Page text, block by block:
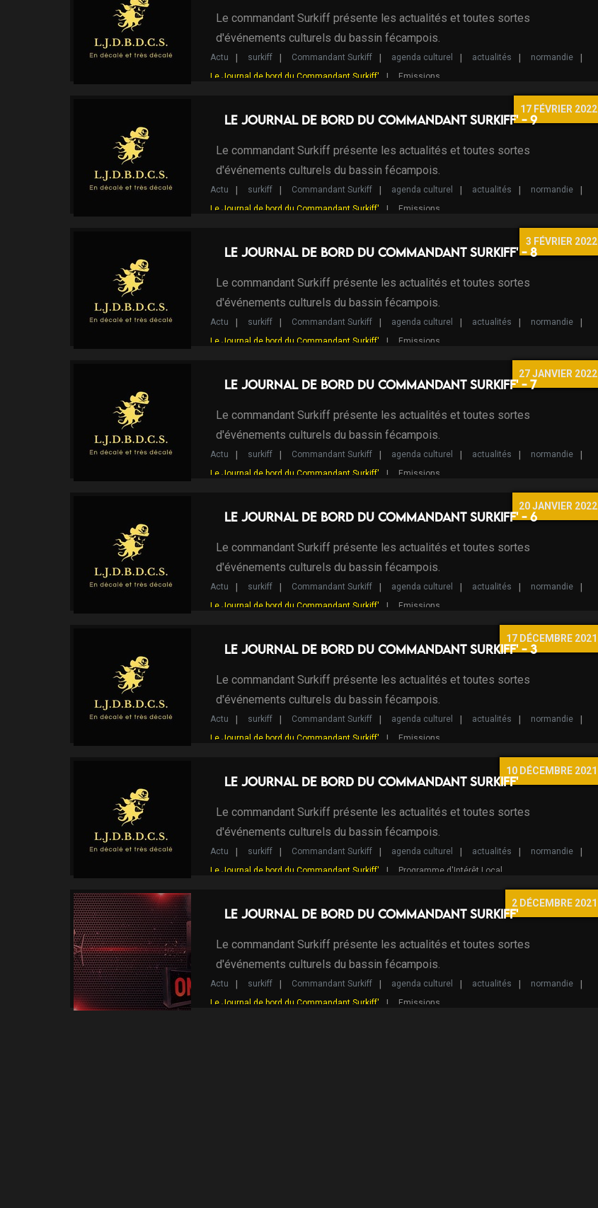
Le commandant Surkiff présente les actualités et toutes sortes
d'événements culturels du bassin fécampois.
Actu surkiff Commandant Surkiff agenda culturel actualités
normandie
Le Journal de bord du Commandant Surkiff'
Emissions
17 FÉVRIER 2022
Le Journal de bord du Commandant Surkiff' - 9
Le commandant Surkiff présente les actualités et toutes sortes
d'événements culturels du bassin fécampois.
Actu surkiff Commandant Surkiff agenda culturel actualités
normandie
Le Journal de bord du Commandant Surkiff'
Emissions
3 FÉVRIER 2022
Le Journal de bord du Commandant Surkiff' - 8
Le commandant Surkiff présente les actualités et toutes sortes
d'événements culturels du bassin fécampois.
Actu surkiff Commandant Surkiff agenda culturel actualités
normandie
Le Journal de bord du Commandant Surkiff'
Emissions
27 JANVIER 2022
Le Journal de bord du Commandant Surkiff' - 7
Le commandant Surkiff présente les actualités et toutes sortes
d'événements culturels du bassin fécampois.
Actu surkiff Commandant Surkiff agenda culturel actualités
normandie
Le Journal de bord du Commandant Surkiff'
Emissions
20 JANVIER 2022
Le Journal de bord du Commandant Surkiff' - 6
Le commandant Surkiff présente les actualités et toutes sortes
d'événements culturels du bassin fécampois.
Actu surkiff Commandant Surkiff agenda culturel actualités
normandie
Le Journal de bord du Commandant Surkiff'
Emissions
17 DÉCEMBRE 2021
Le Journal de bord du Commandant Surkiff' - 3
Le commandant Surkiff présente les actualités et toutes sortes
d'événements culturels du bassin fécampois.
Actu surkiff Commandant Surkiff agenda culturel actualités
normandie
Le Journal de bord du Commandant Surkiff'
Emissions
10 DÉCEMBRE 2021
Le Journal de bord du Commandant Surkiff'
Le commandant Surkiff présente les actualités et toutes sortes
d'événements culturels du bassin fécampois.
Actu surkiff Commandant Surkiff agenda culturel actualités
normandie
Le Journal de bord du Commandant Surkiff'
Programme d'Intérêt Local
2 DÉCEMBRE 2021
Le Journal de bord du Commandant Surkiff'
Le commandant Surkiff présente les actualités et toutes sortes
d'événements culturels du bassin fécampois.
Actu surkiff Commandant Surkiff agenda culturel actualités
normandie
Le Journal de bord du Commandant Surkiff'
Emissions